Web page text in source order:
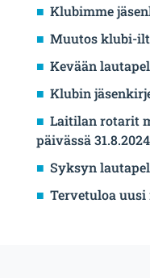
Klubimme
Muutos klubi-
Kevään
Klubin
Laitilan rotarit
päivässä 31.8.2024
Syksyn
Tervetuloa